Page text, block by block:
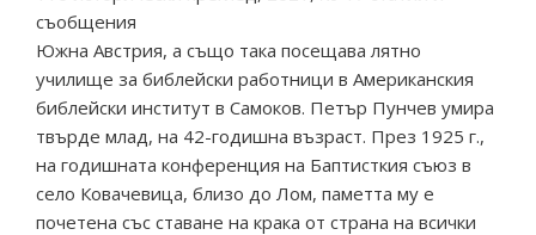
съобщения
Южна Австрия, а също така посещава лятно
училище за библейски работници в Американския
библейски институт в Самоков. Петър Пунчев умира
твърде млад, на 42-годишна възраст. През 1925 г.,
на годишната конференция на Баптисткия съюз в
село Ковачевица, близо до Лом, паметта му е
почетена със ставане на крака от страна на всички